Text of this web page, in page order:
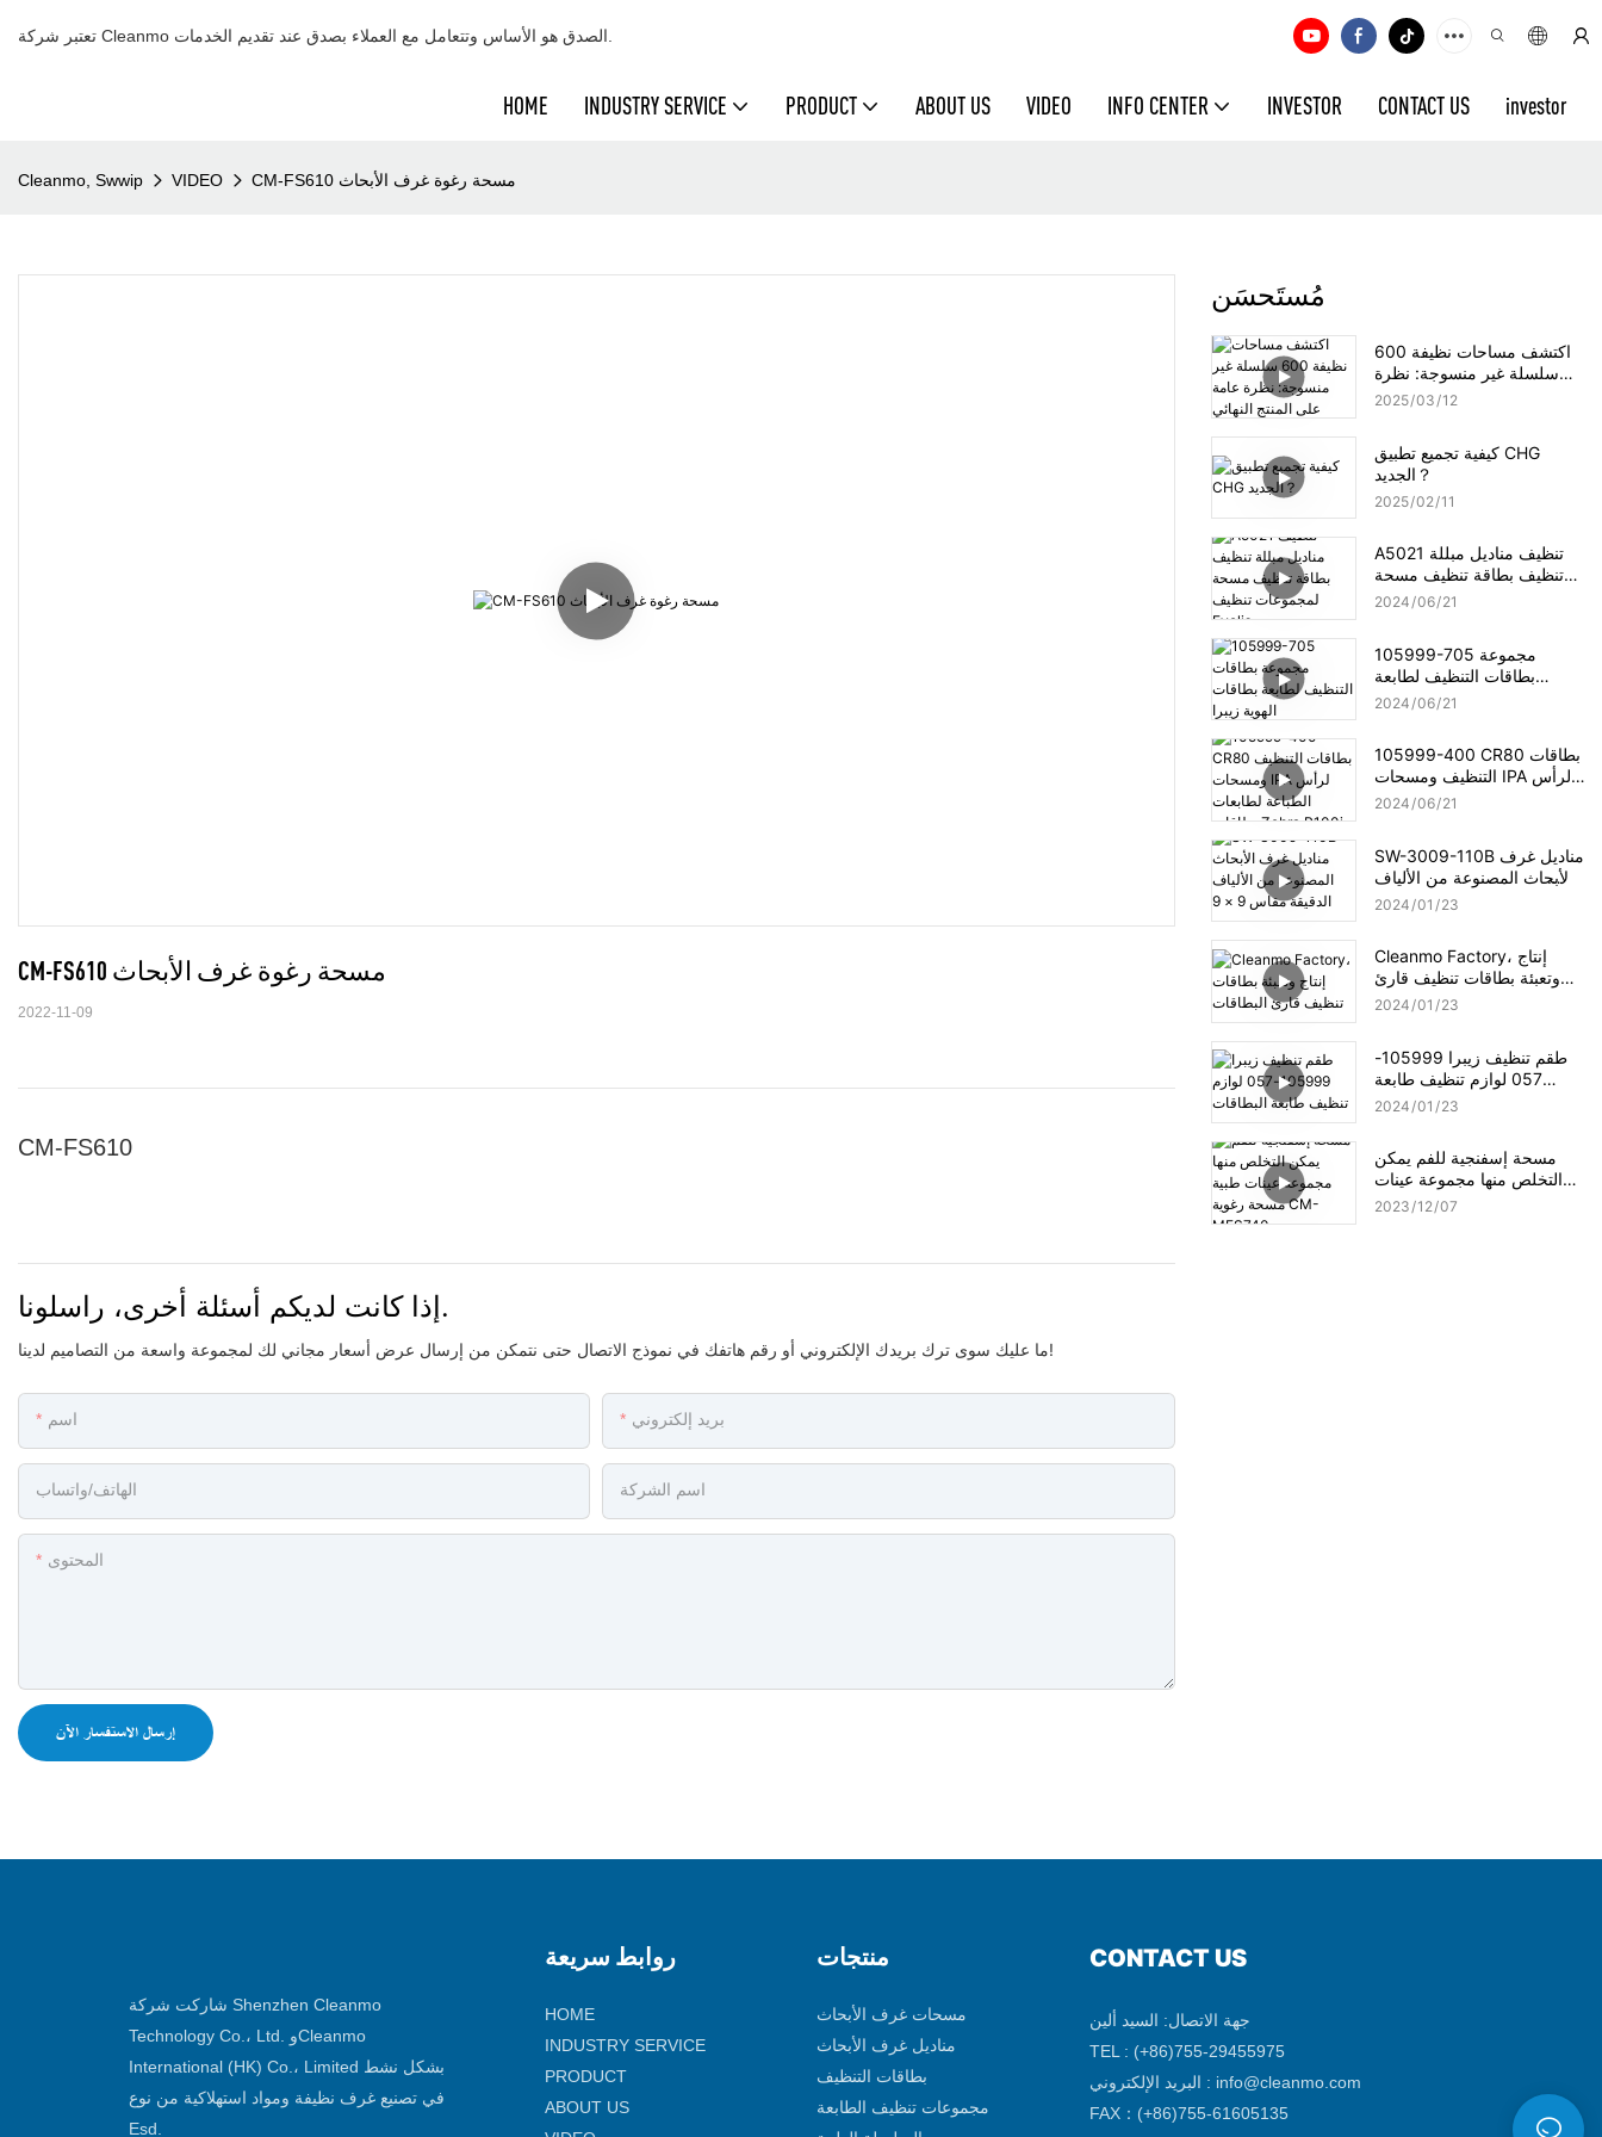
HOME INDUSTRY SERVICE PRODUCT ABOUT US VIDEO INFO CENTER INVESTOR CONTACT US investor
Cleanmo, Swwip VIDEO CM-FS610 مسحة رغوة غرف الأبحاث
CM-FS610 مسحة رغوة غرف الأبحاث
2022-11-09
CM-FS610
إذا كانت لديكم أسئلة أخرى، راسلونا.
ما عليك سوى ترك بريدك الإلكتروني أو رقم هاتفك في نموذج الاتصال حتى نتمكن من إرسال عرض أسعار مجاني لك لمجموعة واسعة من التصاميم لدينا!
اسم بريد إلكتروني
الهاتف/واتساب اسم الشركة
المحتوى
إرسال الاستفسار الآن
مُستَحسَن
اكتشف مساحات نظيفة 600
سلسلة غير منسوجة: نظرة
عامة على المنتج النهائي
2025 03 12
كيفية تجميع تطبيق CHG
الجديد？
2025 02 11
A5021 تنظيف مناديل مبللة
تنظيف بطاقة تنظيف مسحة
2024 06 21
105999-705 مجموعة
بطاقات التنظيف لطابعة
بطاقات الهوية زيبرا
2024 06 21
105999-400 CR80 بطاقات
التنظيف ومسحات IPA لرأس
الطباعة لطابعات بطاقات
2024 06 21
SW-3009-110B مناديل غرف
الأبحاث المصنوعة من الألياف
الدقيقة مقاس 9 × 9 بوصة
2024 01 23
Cleanmo Factory، إنتاج
وتعبئة بطاقات تنظيف قارئ
البطاقات
2024 01 23
طقم تنظيف زيبرا 105999-
057 لوازم تنظيف طابعة
البطاقات
2024 01 23
مسحة إسفنجية للفم يمكن
التخلص منها مجموعة عينات
طبية مسحة رغوية CM-
2023 12 07
شاركت شركة Shenzhen Cleanmo
Technology Co.، Ltd. وCleanmo
International (HK) Co.، Limited بشكل نشط
في تصنيع غرف نظيفة ومواد استهلاكية من نوع
Esd.
روابط سريعة
HOME
INDUSTRY SERVICE
PRODUCT
ABOUT US
منتجات
مسحات غرف الأبحاث
مناديل غرف الأبحاث
بطاقات التنظيف
مجموعات تنظيف الطابعة
CONTACT US
جهة الاتصال: السيد ألين
TEL : (+86)755-29455975
البريد الإلكتروني : info@cleanmo.com
FAX：(+86)755-61605135